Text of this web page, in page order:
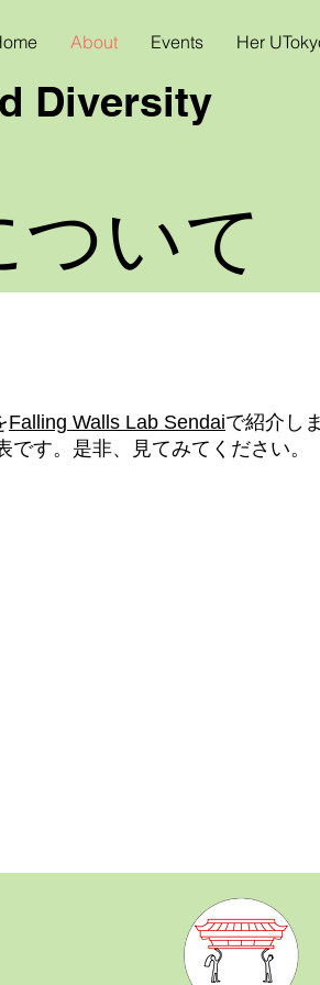
About Events Her
Diversity
いて
Falling Walls Lab Sendaiで紹介し
す。是非、見てみてください。​